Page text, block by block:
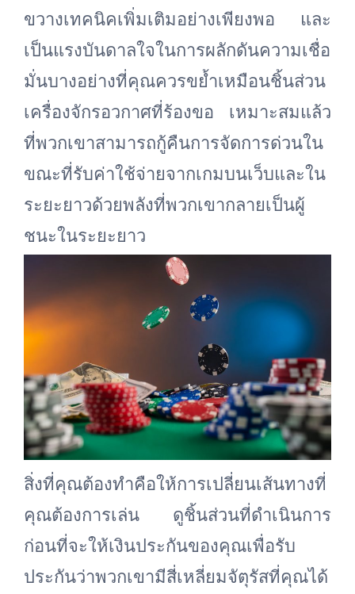
ขวางเทคนิคเพิ่มเติมอย่างเพียงพอ และ
เป็นแรงบันดาลใจในการผลักดันความเชื่อ
มั่นบางอย่างที่คุณควรขย้ำเหมือนชิ้นส่วน
เครื่องจักรอวกาศที่ร้องขอ เหมาะสมแล้ว
ที่พวกเขาสามารถกู้คืนการจัดการด่วนใน
ขณะที่รับค่าใช้จ่ายจากเกมบนเว็บและใน
ระยะยาวด้วยพลังที่พวกเขากลายเป็นผู้
ชนะในระยะยาว
สิ่งที่คุณต้องทำคือให้การเปลี่ยนเส้นทางที่
คุณต้องการเล่น ดูชิ้นส่วนที่ดำเนินการ
ก่อนที่จะให้เงินประกันของคุณเพื่อรับ
ประกันว่าพวกเขามีสี่เหลี่ยมจัตุรัสที่คุณได้